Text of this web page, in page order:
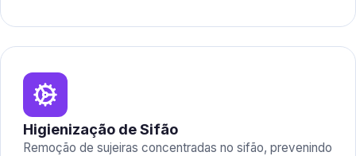
Higienização de Sifão
Remoção de sujeiras concentradas no sifão, prevenindo